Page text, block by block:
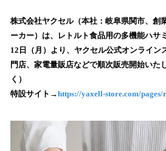
！
数
を
読
込
み
で
す
株式会社ヤクセル（本社：岐阜県関市、創
ーカー）は、レトルト食品用の多機能ハサ
12日（月）より、ヤクセル公式オンライン
門店、家電量販店などで順次販売開始いた
く）
特設サイト→https://yaxell-store.com/